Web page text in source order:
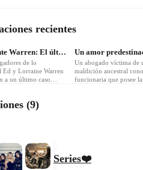
recientes
Expediente Warren: El último rito
de lo
Ed y Lorraine Warren
a un último caso
enfrentarse.
Un amor
Un abogado víctima de
maldición ancestral
funcionaria que posee
(9)
Series❤️